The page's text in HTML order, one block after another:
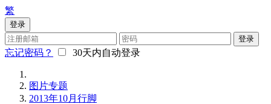
繁
登录
登录
忘记密码？ 30天内自动登录
图片专题
2013年10月行脚